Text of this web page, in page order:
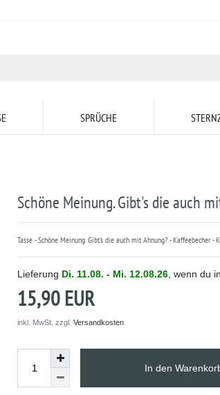
SPRÜCHE
Schöne Meinung. Gibt's die auch
Tasse - Schöne Meinung. Gibt's die auch mit Ahnung? - Kaffeebecher -
Lieferung Di. 11.08. - Mi. 12.08.26, wenn du
15,90 EUR
inkl. MwSt. zzgl. Versandkosten
In den